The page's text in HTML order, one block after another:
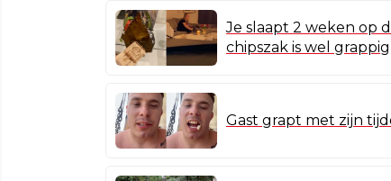
Je slaapt 2 weken op
chipszak is wel grappig
Gast grapt met zijn